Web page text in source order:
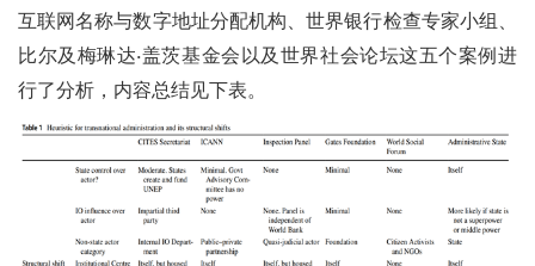
互联网名称与数字地址分配机构、世界银行检查专家小组、
比尔及梅琳达·盖茨基金会以及世界社会论坛这五个案例进
行了分析，内容总结见下表。